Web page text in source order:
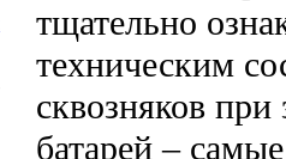
тщательно
техническим
сквозняков
батарей –